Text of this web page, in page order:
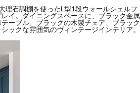
理石調棚を使ったL型1段ウォールシェルフ
イ。ダイニングスペースに、ブラック金属
ーブル、ブラックの木製チェア、ブラック
ックな雰囲気のヴィンテージインテリア。